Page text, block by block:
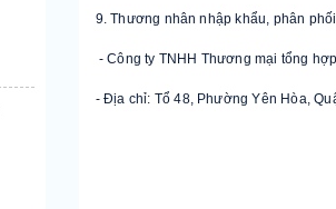
9. Thương nhân nhập khẩu, phân
- Công ty TNHH Thương mại tổng
- Địa chỉ: Tổ 48, Phường Yên Hòa,